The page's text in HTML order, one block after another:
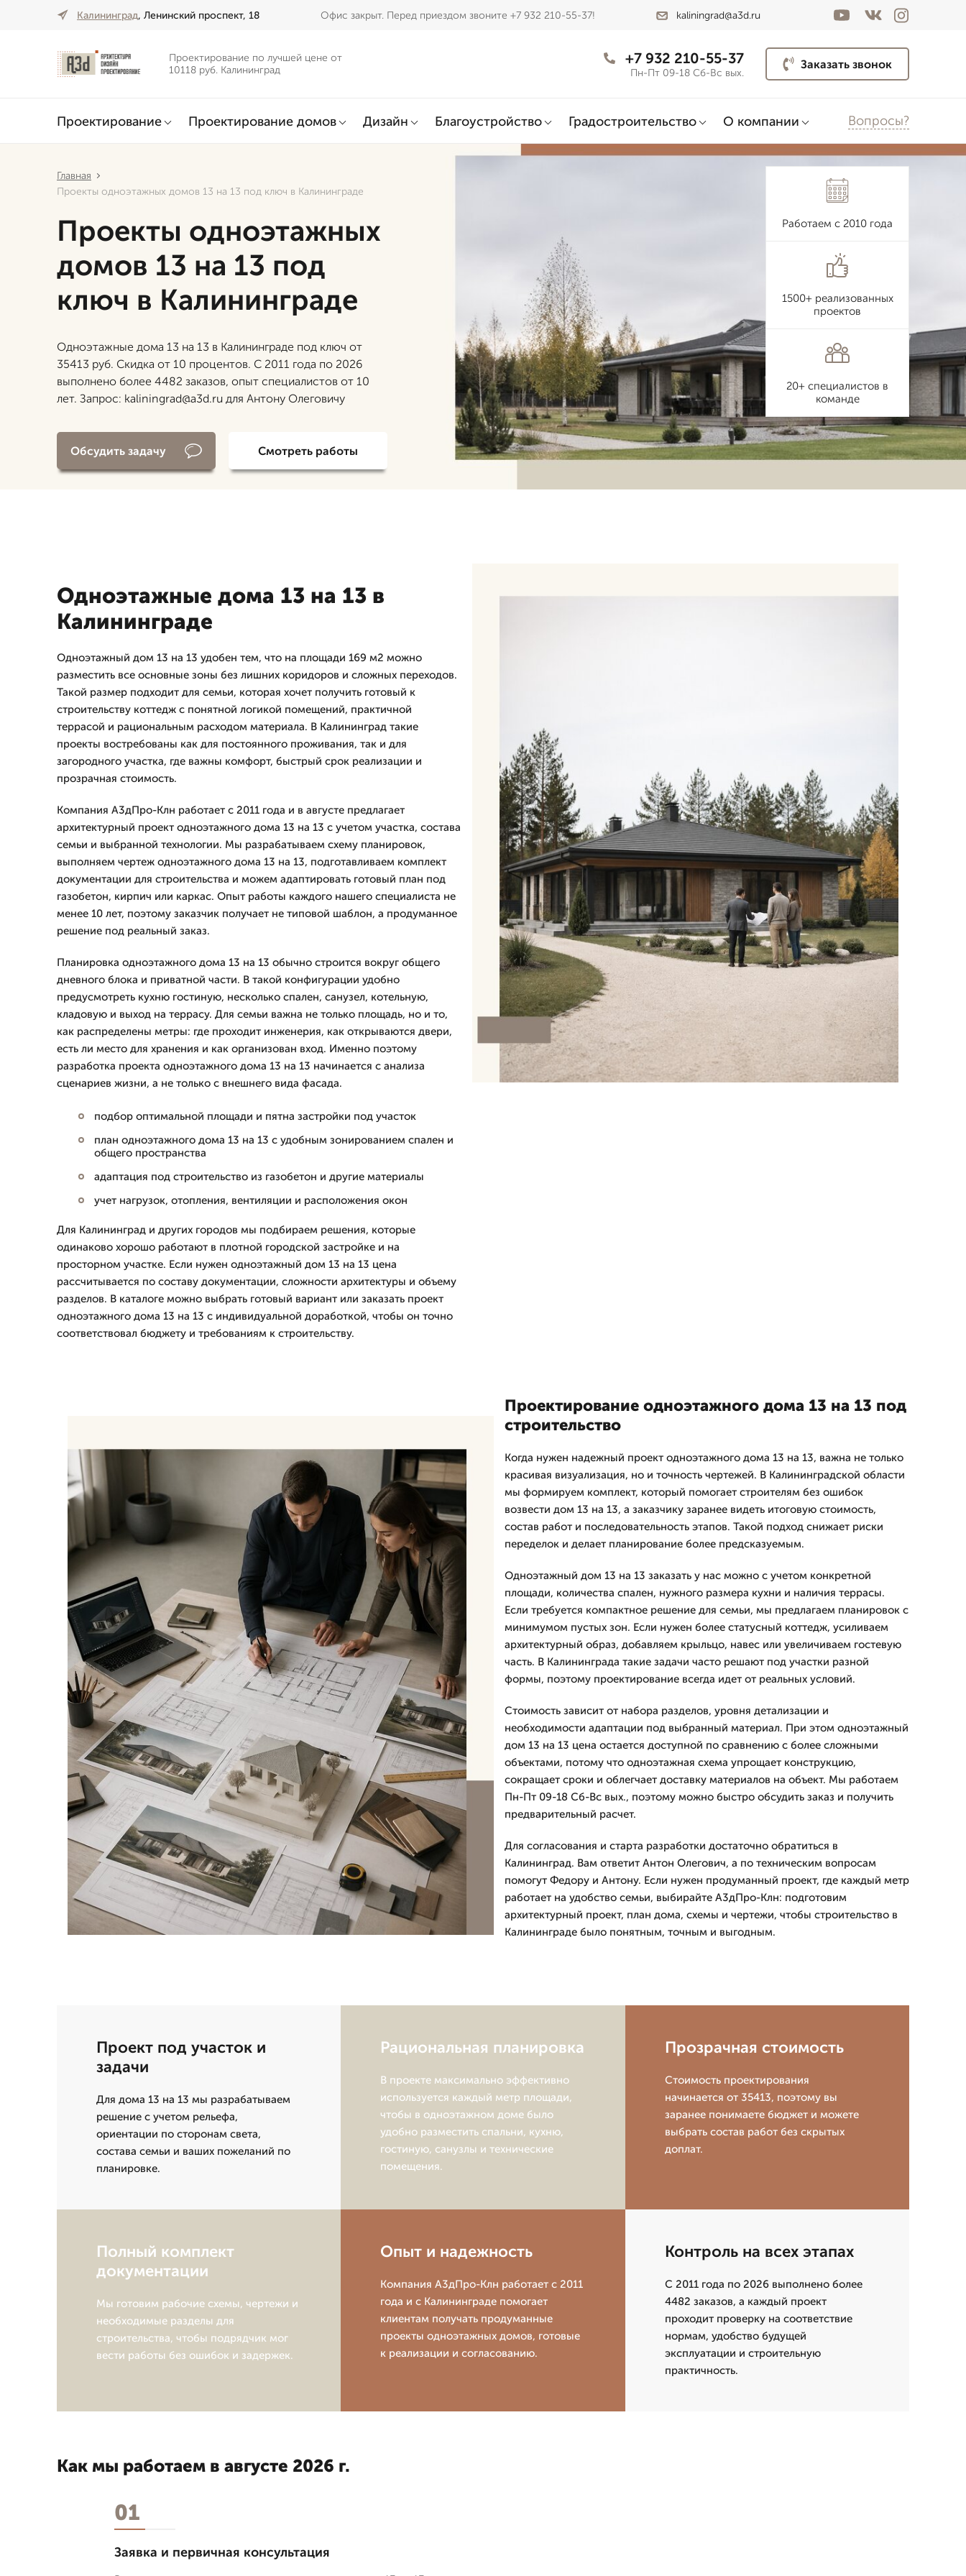
Калининград, Ленинский проспект, 18 Офис закрыт. Перед приездом звоните +7 932 210-55-37! kaliningrad@a3d.ru
Проектирование по лучшей цене от
10118 руб. Калининград
+7 932 210-55-37
Пн-Пт 09-18 Сб-Вс вых.
Заказать звонок
Проектирование Проектирование домов Дизайн Благоустройство Градостроительство О компании Вопросы?
Главная
Проекты одноэтажных домов 13 на 13 под ключ в Калининграде
Проекты одноэтажных
домов 13 на 13 под
ключ в Калининграде
Одноэтажные дома 13 на 13 в Калининграде под ключ от
35413 руб. Скидка от 10 процентов. С 2011 года по 2026
выполнено более 4482 заказов, опыт специалистов от 10
лет. Запрос: kaliningrad@a3d.ru для Антону Олеговичу
Обсудить задачу Смотреть работы
Работаем с 2010 года
1500+ реализованных
проектов
20+ специалистов в
команде
Одноэтажные дома 13 на 13 в
Калининграде
Одноэтажный дом 13 на 13 удобен тем, что на площади 169 м2 можно
разместить все основные зоны без лишних коридоров и сложных переходов.
Такой размер подходит для семьи, которая хочет получить готовый к
строительству коттедж с понятной логикой помещений, практичной
террасой и рациональным расходом материала. В Калининград такие
проекты востребованы как для постоянного проживания, так и для
загородного участка, где важны комфорт, быстрый срок реализации и
прозрачная стоимость.
Компания А3дПро-Клн работает с 2011 года и в августе предлагает
архитектурный проект одноэтажного дома 13 на 13 с учетом участка, состава
семьи и выбранной технологии. Мы разрабатываем схему планировок,
выполняем чертеж одноэтажного дома 13 на 13, подготавливаем комплект
документации для строительства и можем адаптировать готовый план под
газобетон, кирпич или каркас. Опыт работы каждого нашего специалиста не
менее 10 лет, поэтому заказчик получает не типовой шаблон, а продуманное
решение под реальный заказ.
Планировка одноэтажного дома 13 на 13 обычно строится вокруг общего
дневного блока и приватной части. В такой конфигурации удобно
предусмотреть кухню гостиную, несколько спален, санузел, котельную,
кладовую и выход на террасу. Для семьи важна не только площадь, но и то,
как распределены метры: где проходит инженерия, как открываются двери,
есть ли место для хранения и как организован вход. Именно поэтому
разработка проекта одноэтажного дома 13 на 13 начинается с анализа
сценариев жизни, а не только с внешнего вида фасада.
подбор оптимальной площади и пятна застройки под участок
план одноэтажного дома 13 на 13 с удобным зонированием спален и
общего пространства
адаптация под строительство из газобетон и другие материалы
учет нагрузок, отопления, вентиляции и расположения окон
Для Калининград и других городов мы подбираем решения, которые
одинаково хорошо работают в плотной городской застройке и на
просторном участке. Если нужен одноэтажный дом 13 на 13 цена
рассчитывается по составу документации, сложности архитектуры и объему
разделов. В каталоге можно выбрать готовый вариант или заказать проект
одноэтажного дома 13 на 13 с индивидуальной доработкой, чтобы он точно
соответствовал бюджету и требованиям к строительству.
Проектирование одноэтажного дома 13 на 13 под
строительство
Когда нужен надежный проект одноэтажного дома 13 на 13, важна не только
красивая визуализация, но и точность чертежей. В Калининградской области
мы формируем комплект, который помогает строителям без ошибок
возвести дом 13 на 13, а заказчику заранее видеть итоговую стоимость,
состав работ и последовательность этапов. Такой подход снижает риски
переделок и делает планирование более предсказуемым.
Одноэтажный дом 13 на 13 заказать у нас можно с учетом конкретной
площади, количества спален, нужного размера кухни и наличия террасы.
Если требуется компактное решение для семьи, мы предлагаем планировок с
минимумом пустых зон. Если нужен более статусный коттедж, усиливаем
архитектурный образ, добавляем крыльцо, навес или увеличиваем гостевую
часть. В Калининграда такие задачи часто решают под участки разной
формы, поэтому проектирование всегда идет от реальных условий.
Стоимость зависит от набора разделов, уровня детализации и
необходимости адаптации под выбранный материал. При этом одноэтажный
дом 13 на 13 цена остается доступной по сравнению с более сложными
объектами, потому что одноэтажная схема упрощает конструкцию,
сокращает сроки и облегчает доставку материалов на объект. Мы работаем
Пн-Пт 09-18 Сб-Вс вых., поэтому можно быстро обсудить заказ и получить
предварительный расчет.
Для согласования и старта разработки достаточно обратиться в
Калининград. Вам ответит Антон Олегович, а по техническим вопросам
помогут Федору и Антону. Если нужен продуманный проект, где каждый метр
работает на удобство семьи, выбирайте А3дПро-Клн: подготовим
архитектурный проект, план дома, схемы и чертежи, чтобы строительство в
Калининграде было понятным, точным и выгодным.
Проект под участок и
задачи
Для дома 13 на 13 мы разрабатываем
решение с учетом рельефа,
ориентации по сторонам света,
состава семьи и ваших пожеланий по
планировке.
Рациональная планировка
В проекте максимально эффективно
используется каждый метр площади,
чтобы в одноэтажном доме было
удобно разместить спальни, кухню,
гостиную, санузлы и технические
помещения.
Прозрачная стоимость
Стоимость проектирования
начинается от 35413, поэтому вы
заранее понимаете бюджет и можете
выбрать состав работ без скрытых
доплат.
Полный комплект
документации
Мы готовим рабочие схемы, чертежи и
необходимые разделы для
строительства, чтобы подрядчик мог
вести работы без ошибок и задержек.
Опыт и надежность
Компания А3дПро-Клн работает с 2011
года и с Калининграде помогает
клиентам получать продуманные
проекты одноэтажных домов, готовые
к реализации и согласованию.
Контроль на всех этапах
С 2011 года по 2026 выполнено более
4482 заказов, а каждый проект
проходит проверку на соответствие
нормам, удобство будущей
эксплуатации и строительную
практичность.
Как мы работаем в августе 2026 г.
01
Заявка и первичная консультация